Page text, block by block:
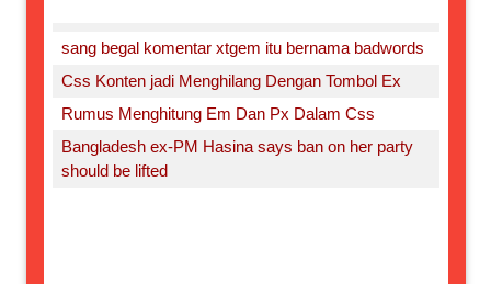
sang begal komentar xtgem itu bernama badwords
Css Konten jadi Menghilang Dengan Tombol Ex
Rumus Menghitung Em Dan Px Dalam Css
Bangladesh ex-PM Hasina says ban on her party
should be lifted